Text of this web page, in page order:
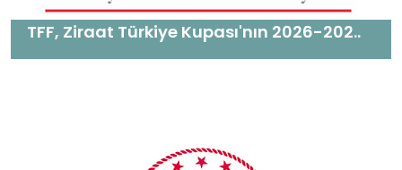
TFF, Ziraat Türkiye Kupası'nın 2026-202..